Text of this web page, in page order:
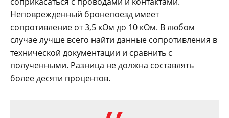
Неповрежденный бронепоезд имеет
сопротивление от 3,5 кОм до 10 кОм. В любом
случае лучше всего найти данные сопротивления в
технической документации и сравнить с
полученными. Разница не должна составлять
более десяти процентов.